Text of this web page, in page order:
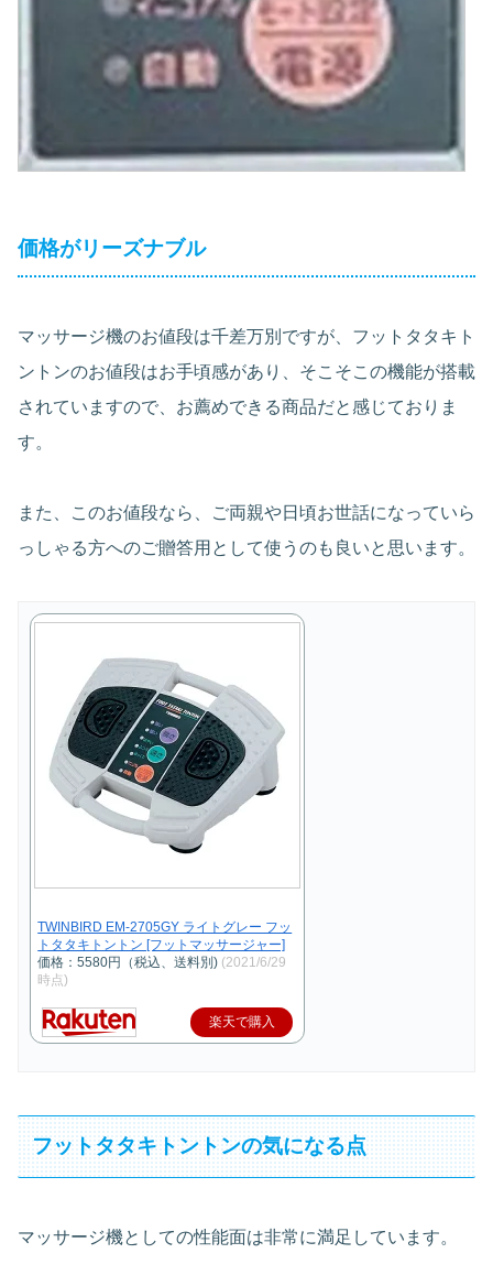
価格がリーズナブル
マッサージ機のお値段は千差万別ですが、フットタタキト
ントンのお値段はお手頃感があり、そこそこの機能が搭載
されていますので、お薦めできる商品だと感じておりま
す。
また、このお値段なら、ご両親や日頃お世話になっていら
っしゃる方へのご贈答用として使うのも良いと思います。
TWINBIRD EM-2705GY ライトグレー フッ
トタタキトントン [フットマッサージャー]
価格：5580円（税込、送料別) (2021/6/29
時点)
楽天で購入
フットタタキトントンの気になる点
マッサージ機としての性能面は非常に満足しています。